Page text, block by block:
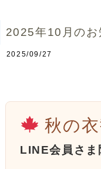
2025年10月のお
2025/09/27
秋の
LINE会員さま